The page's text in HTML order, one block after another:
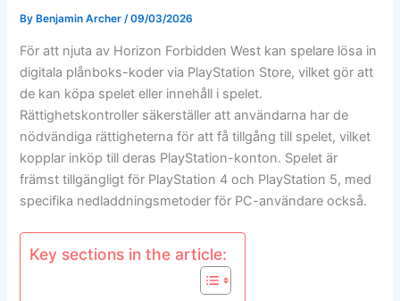
By Benjamin Archer/09/03/2026
För att njuta av Horizon Forbidden West kan spelare lösa in
digitala plånboks-koder via PlayStation Store, vilket gör att
de kan köpa spelet eller innehåll i spelet.
Rättighetskontroller säkerställer att användarna har de
nödvändiga rättigheterna för att få tillgång till spelet, vilket
kopplar inköp till deras PlayStation-konton. Spelet är
främst tillgängligt för PlayStation 4 och PlayStation 5, med
specifika nedladdningsmetoder för PC-användare också.
Key sections in the article: